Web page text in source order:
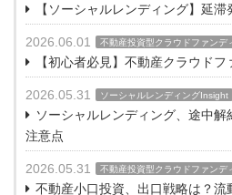
【ソーシャルレンディング】延
2026.06.01 不動産投資型クラウドファンデ
【初心者必見】不動産クラウド
2026.05.31 ソーシャルレンディングInsight
ソーシャルレンディング、途中
注意点
2026.05.31 不動産投資型クラウドファンデ
不動産小口投資、出口戦略は？流